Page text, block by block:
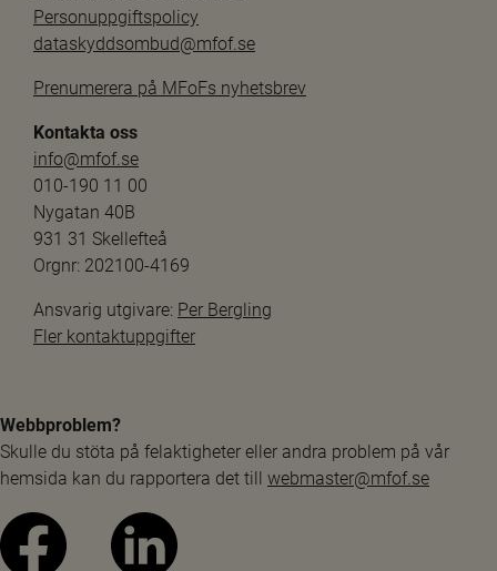
Personuppgiftspolicy
dataskyddsombud@mfof.se
Prenumerera på MFoFs nyhetsbrev
Kontakta oss
info@mfof.se
010-190 11 00
Nygatan 40B
931 31 Skellefteå
Orgnr: 202100-4169
Ansvarig utgivare: Per Bergling
Fler kontaktuppgifter
Webbproblem?
Skulle du stöta på felaktigheter eller andra problem på vår
hemsida kan du rapportera det till webmaster@mfof.se